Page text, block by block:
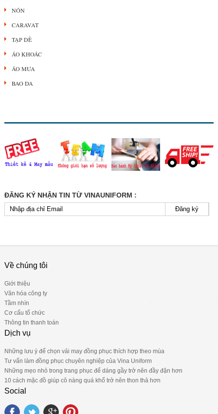
NÓN
CARAVAT
TẠP DỀ
ÁO KHOÁC
ÁO MƯA
BAO DA
ĐĂNG KÝ NHẬN TIN TỪ VINAUNIFORM :
Đăng ký
Về chúng tôi
Giới thiệu
Văn hóa công ty
Tầm nhìn
Cơ cấu tổ chức
Thông tin thanh toán
Dịch vụ
Những lưu ý để chọn vải may đồng phục thích hợp theo mùa
Tư vấn làm đồng phục chuyên nghiệp của Vina Uniform
Những mẹo nhỏ trong trang phục để dáng gầy trở nên đầy đặn hơn
10 cách mặc đồ giúp cô nàng quá khổ trở nên thon thả hơn
Social